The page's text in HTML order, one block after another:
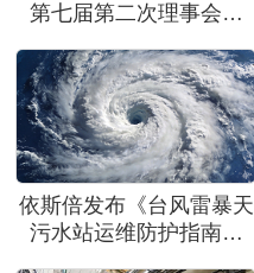
第七届第二次理事会议
依斯倍发布《台风雷暴天
污水站运维防护指南》